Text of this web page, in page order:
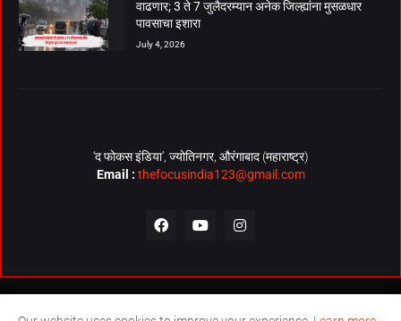
वाढणार; 3 ते 7 जुलैदरम्यान अनेक जिल्ह्यांना मुसळधार
पावसाचा इशारा
July 4, 2026
‘द फोकस इंडिया’, ज्योतिनगर, औरंगाबाद (महाराष्ट्र)
Email : thefocusindia123@gmail.com
About Us Contact Us The Focus India Policy